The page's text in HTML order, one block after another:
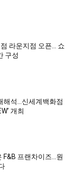
라운지점 오픈… 쇼
구성
해석…신세계백화점
개최
F&B 프랜차이즈…원